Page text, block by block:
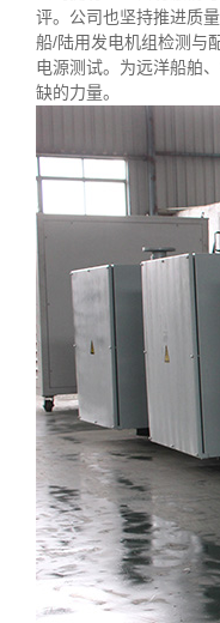
评。公司也坚持推进质
船/陆用发电机组检测与
电源测试。为远洋船舶
缺的力量。